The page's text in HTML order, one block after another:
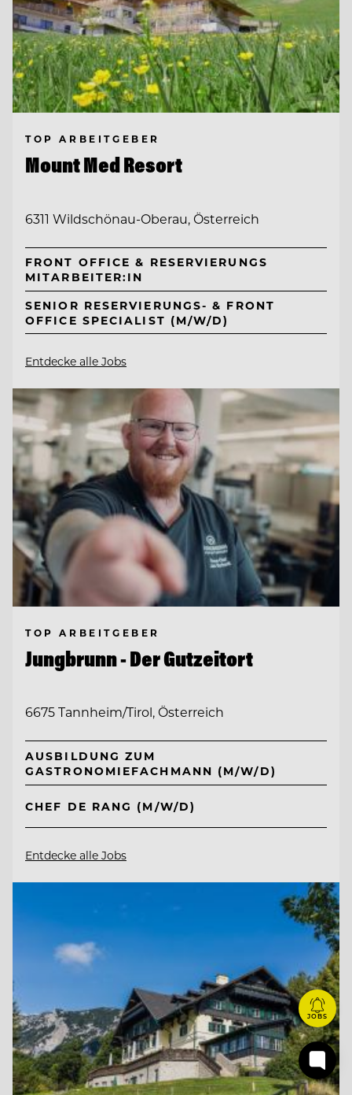
TOP ARBEITGEBER
Mount Med Resort
6311 Wildschönau-Oberau, Österreich
FRONT OFFICE & RESERVIERUNGS
MITARBEITER:IN
SENIOR RESERVIERUNGS- & FRONT
OFFICE SPECIALIST (M/W/D)
Entdecke alle Jobs
TOP ARBEITGEBER
Jungbrunn - Der Gutzeitort
6675 Tannheim/Tirol, Österreich
AUSBILDUNG ZUM
GASTRONOMIEFACHMANN (M/W/D)
CHEF DE RANG (M/W/D)
Entdecke alle Jobs
JOBS